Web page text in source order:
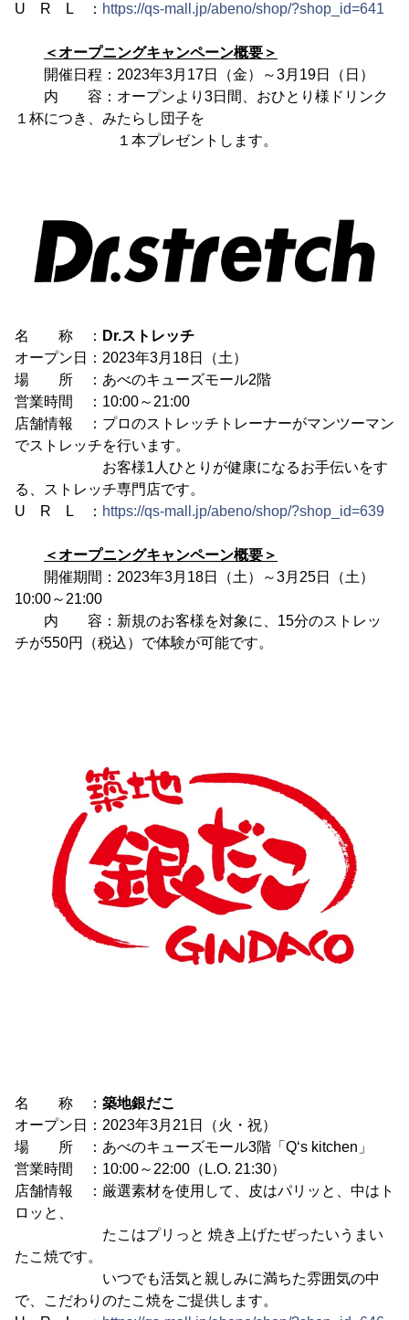
U R L ： https://qs-mall.jp/abeno/shop/?shop_id=641
＜オープニングキャンペーン概要＞
開催日程：2023年3月17日（金）～3月19日（日）
内 容：オープンより3日間、おひとり様ドリンク
１杯につき、みたらし団子を
１本プレゼントします。
名 称 ： Dr.ストレッチ
オープン日：2023年3月18日（土）
場 所 ：あべのキューズモール2階
営業時間 ：10:00～21:00
店舗情報 ：プロのストレッチトレーナーがマンツーマン
でストレッチを行います。
お客様1人ひとりが健康になるお手伝いをす
る、ストレッチ専門店です。
U R L ： https://qs-mall.jp/abeno/shop/?shop_id=639
＜オープニングキャンペーン概要＞
開催期間：2023年3月18日（土）～3月25日（土）
10:00～21:00
内 容：新規のお客様を対象に、15分のストレッ
チが550円（税込）で体験が可能です。
名 称 ： 築地銀だこ
オープン日：2023年3月21日（火・祝）
場 所 ：あべのキューズモール3階「Q‘s kitchen」
営業時間 ：10:00～22:00（L.O. 21:30）
店舗情報 ：厳選素材を使用して、皮はパリッと、中はト
ロッと、
たこはプリっと 焼き上げたぜったいうまい
たこ焼です。
いつでも活気と親しみに満ちた雰囲気の中
で、こだわりのたこ焼をご提供します。